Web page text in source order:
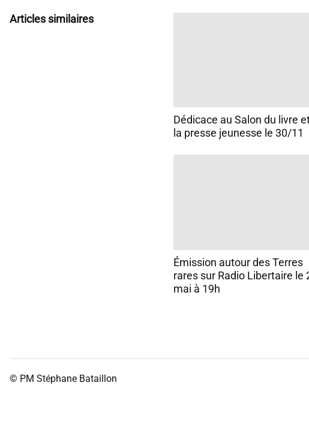
Articles similaires
Dédicace au Salon du livre
la presse jeunesse le 30/11
Émission autour des Terres
rares sur Radio Libertaire le
mai à 19h
© PM Stéphane Bataillon